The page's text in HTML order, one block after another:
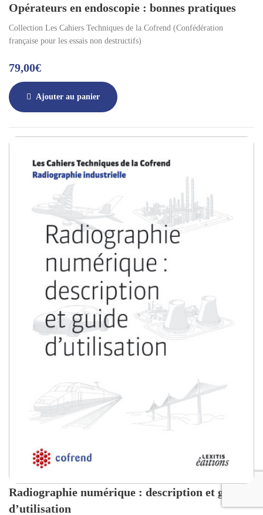
Opérateurs en endoscopie : bonnes pratiques
Collection Les Cahiers Techniques de la Cofrend (Confédération
française pour les essais non destructifs)
79,00€
Ajouter au panier
Radiographie numérique : description et guide
d’utilisation